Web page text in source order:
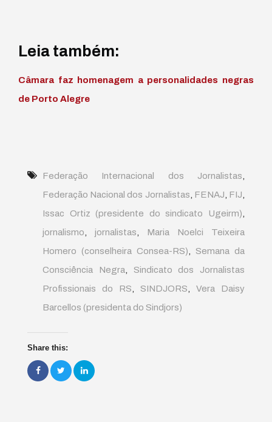
Leia também:
Câmara faz homenagem a personalidades negras
de Porto Alegre
Federação Internacional dos Jornalistas,
Federação Nacional dos Jornalistas, FENAJ, FIJ,
Issac Ortiz (presidente do sindicato Ugeirm),
jornalismo, jornalistas, Maria Noelci Teixeira
Homero (conselheira Consea-RS), Semana da
Consciência Negra, Sindicato dos Jornalistas
Profissionais do RS, SINDJORS, Vera Daisy
Barcellos (presidenta do Sindjors)
Share this: